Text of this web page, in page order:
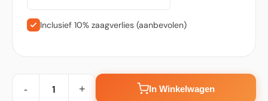
Inclusief 10% zaagverlies (aanbevolen)
- + In Winkelwagen